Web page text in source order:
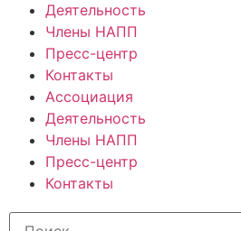
Деятельность
Члены НАПП
Пресс-центр
Контакты
Ассоциация
Деятельность
Члены НАПП
Пресс-центр
Контакты